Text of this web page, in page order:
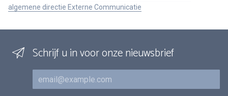
algemene directie Externe Communicatie
Schrijf u in voor onze nieuwsbrief
E-mail